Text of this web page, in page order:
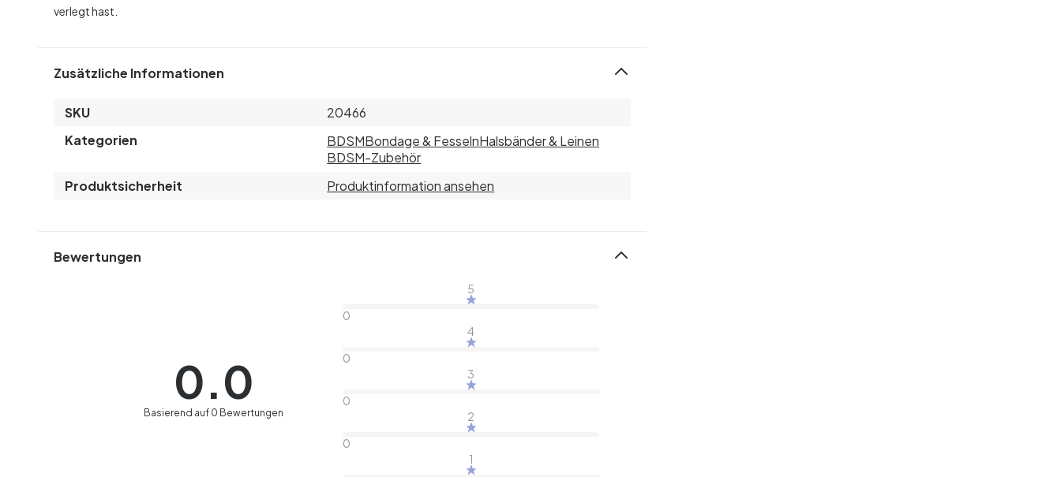
verlegt hast.
Zusätzliche Informationen
SKU
20466
Kategorien
BDSMBondage & FesselnHalsbänder & Leinen
BDSM-Zubehör
Produktsicherheit
Produktinformation ansehen
Bewertungen
0.0
Basierend auf 0 Bewertungen
5
0
4
0
3
0
2
0
1